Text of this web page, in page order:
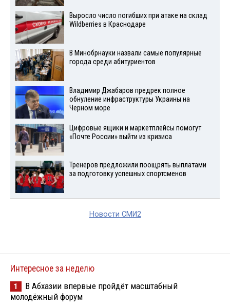
Выросло число погибших при атаке на склад
Wildberries в Краснодаре
В Минобрнауки назвали самые популярные
города среди абитуриентов
Владимир Джабаров предрек полное
обнуление инфраструктуры Украины на
Черном море
Цифровые ящики и маркетплейсы помогут
«Почте России» выйти из кризиса
Тренеров предложили поощрять выплатами
за подготовку успешных спортсменов
Новости СМИ2
Интересное за неделю
1
В Абхазии впервые пройдёт масштабный
молодёжный форум